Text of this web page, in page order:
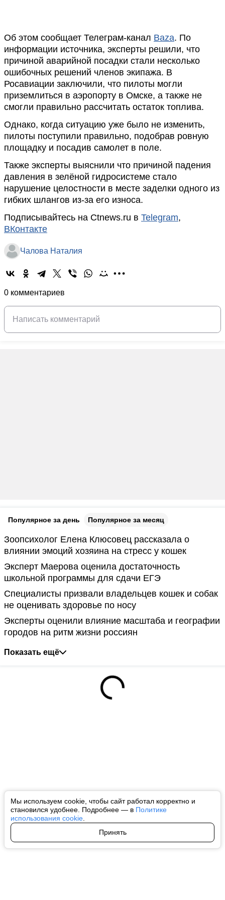
Мы используем cookie, чтобы сайт работал корректно и
становился удобнее. Подробнее — в Политике
использования cookie
Принять
Об этом сообщает Телеграм-канал Baza. По
информации источника, эксперты решили, что
причиной аварийной посадки стали несколько
ошибочных решений членов экипажа. В
Росавиации заключили, что пилоты могли
приземлиться в аэропорту в Омске, а также не
смогли правильно рассчитать остаток топлива.
Однако, когда ситуацию уже было не изменить,
пилоты поступили правильно, подобрав ровную
площадку и посадив самолет в поле.
Также эксперты выяснили что причиной падения
давления в зелёной гидросистеме стало
нарушение целостности в месте заделки одного из
гибких шлангов из-за его износа.
Подписывайтесь на Ctnews.ru в Telegram,
ВКонтакте
Чалова Наталия
0 комментариев
Популярное за день Популярное за месяц
Зоопсихолог Елена Клюсовец рассказала о
влиянии эмоций хозяина на стресс у кошек
Эксперт Маерова оценила достаточность
школьной программы для сдачи ЕГЭ
Специалисты призвали владельцев кошек и собак
не оценивать здоровье по носу
Эксперты оценили влияние масштаба и географии
городов на ритм жизни россиян
Показать ещё